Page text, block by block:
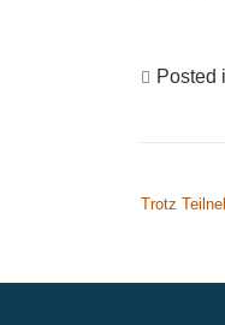
Posted
Trotz